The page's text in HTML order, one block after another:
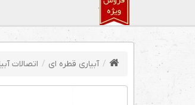
.
آبیاری قطره ای اتصالات